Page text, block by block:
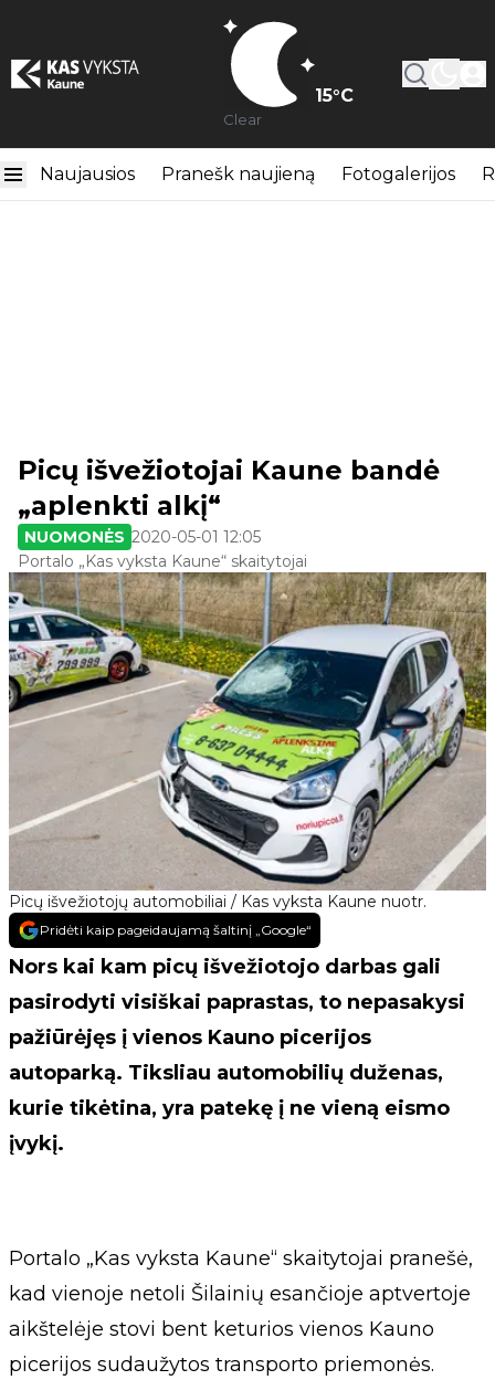
15°C
Clear
Naujausios Pranešk naujieną Fotogalerijos
Picų išvežiotojų automobiliai / Kas vyksta Kaune nuotr.
Picų išvežiotojai Kaune bandė
„aplenkti alkį“
NUOMONĖS 2020-05-01 12:05
Portalo „Kas vyksta Kaune“ skaitytojai
Pridėti kaip pageidaujamą šaltinį „Google“
Nors kai kam picų išvežiotojo darbas gali
pasirodyti visiškai paprastas, to nepasakysi
pažiūrėjęs į vienos Kauno picerijos
autoparką. Tiksliau automobilių duženas,
kurie tikėtina, yra patekę į ne vieną eismo
įvykį.
Portalo „Kas vyksta Kaune“ skaitytojai pranešė,
kad vienoje netoli Šilainių esančioje aptvertoje
aikštelėje stovi bent keturios vienos Kauno
picerijos sudaužytos transporto priemonės.